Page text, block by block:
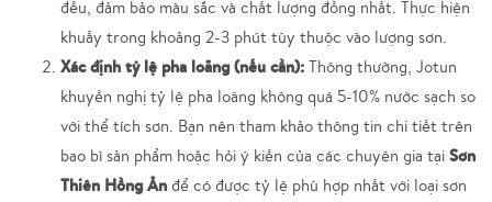
đều, đảm bảo màu sắc và chất lượng đồng nhất. Thực hiện
khuấy trong khoảng 2-3 phút tùy thuộc vào lượng sơn.
Xác định tỷ lệ pha loãng (nếu cần): Thông thường, Jotun
khuyến nghị tỷ lệ pha loãng không quá 5-10% nước sạch so
với thể tích sơn. Bạn nên tham khảo thông tin chi tiết trên
bao bì sản phẩm hoặc hỏi ý kiến của các chuyên gia tại Sơn
Thiên Hồng Ân để có được tỷ lệ phù hợp nhất với loại sơn